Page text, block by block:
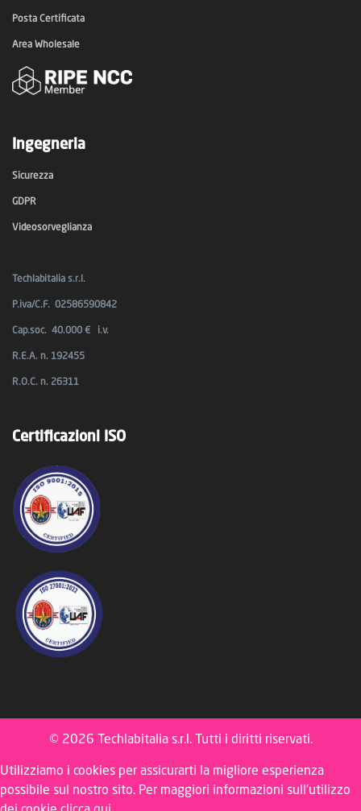
Posta Certificata
Area Wholesale
Ingegneria
Sicurezza
GDPR
Videosorveglianza
Techlabitalia s.r.l.
P.iva/C.F. 02586590842
Cap.soc. 40.000 € i.v.
R.E.A. n. 192455
R.O.C. n. 26311
Certificazioni ISO
© 2026 Techlabitalia s.r.l. Tutti i diritti riservati.
Utilizziamo i cookies per assicurarti la migliore esperienza
possibile sul nostro sito. Per maggiori informazioni sull'utilizzo